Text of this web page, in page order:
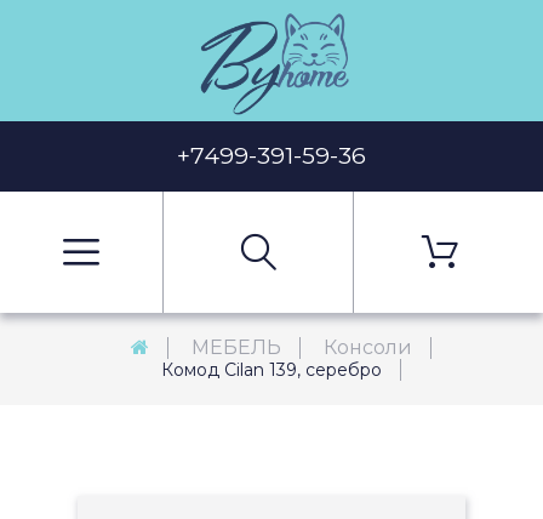
+7499-391-59-36
МЕБЕЛЬ Консоли
Комод Cilan 139, серебро